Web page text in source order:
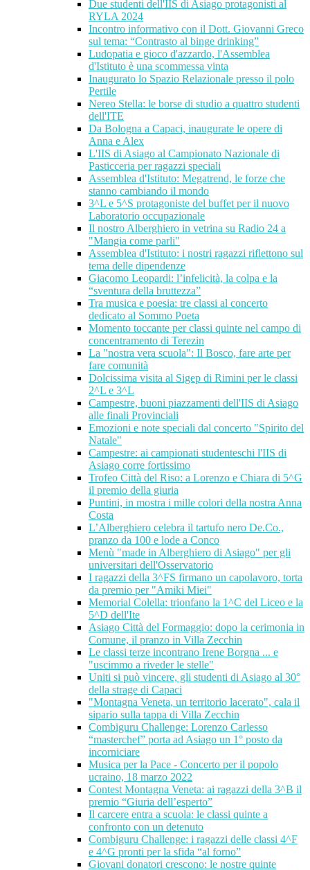
Due studenti dell'IIS di Asiago protagonisti al
RYLA 2024
Incontro informativo con il Dott. Giovanni Greco
sul tema: “Contrasto al binge drinking”
Ludopatia e gioco d'azzardo, l'Assemblea
d'Istituto è una scommessa vinta
Inaugurato lo Spazio Relazionale presso il polo
Pertile
Nereo Stella: le borse di studio a quattro studenti
dell'ITE
Da Bologna a Capaci, inaugurate le opere di
Anna e Alex
L'IIS di Asiago al Campionato Nazionale di
Pasticceria per ragazzi speciali
Assemblea d'Istituto: Megatrend, le forze che
stanno cambiando il mondo
3^L e 5^S protagoniste del buffet per il nuovo
Laboratorio occupazionale
Il nostro Alberghiero in vetrina su Radio 24 a
"Mangia come parli"
Assemblea d'Istituto: i nostri ragazzi riflettono sul
tema delle dipendenze
Giacomo Leopardi: l’infelicità, la colpa e la
“sventura della bruttezza”
Tra musica e poesia: tre classi al concerto
dedicato al Sommo Poeta
Momento toccante per classi quinte nel campo di
concentramento di Terezin
La "nostra vera scuola": Il Bosco, fare arte per
fare comunità
Dolcissima visita al Sigep di Rimini per le classi
2^L e 3^L
Campestre, buoni piazzamenti dell'IIS di Asiago
alle finali Provinciali
Emozioni e note speciali dal concerto "Spirito del
Natale"
Campestre: ai campionati studenteschi l'IIS di
Asiago corre fortissimo
Trofeo Città del Riso: a Lorenzo e Chiara di 5^G
il premio della giuria
Puntini, in mostra i mille colori della nostra Anna
Costa
L’Alberghiero celebra il tartufo nero De.Co.,
pranzo da 100 e lode a Conco
Menù "made in Alberghiero di Asiago" per gli
universitari dell'Osservatorio
I ragazzi della 3^FS firmano un capolavoro, torta
da premio per "Amiki Miei"
Memorial Colella: trionfano la 1^C del Liceo e la
5^D dell'Ite
Asiago Città del Formaggio: dopo la cerimonia in
Comune, il pranzo in Villa Zecchin
Le classi terze incontrano Irene Borgna ... e
"uscimmo a riveder le stelle"
Uniti si può vincere, gli studenti di Asiago al 30°
della strage di Capaci
"Montagna Veneta, un territorio lacerato", cala il
sipario sulla tappa di Villa Zecchin
Combiguru Challenge: Lorenzo Carlesso
“masterchef” porta ad Asiago un 1° posto da
incorniciare
Musica per la Pace - Concerto per il popolo
ucraino, 18 marzo 2022
Contest Montagna Veneta: ai ragazzi della 3^B il
premio “Giuria dell’esperto”
Il carcere entra a scuola: le classi quinte a
confronto con un detenuto
Combiguru Challenge: i ragazzi delle classi 4^F
e 4^G pronti per la sfida “al forno”
Giovani donatori crescono: le nostre quinte